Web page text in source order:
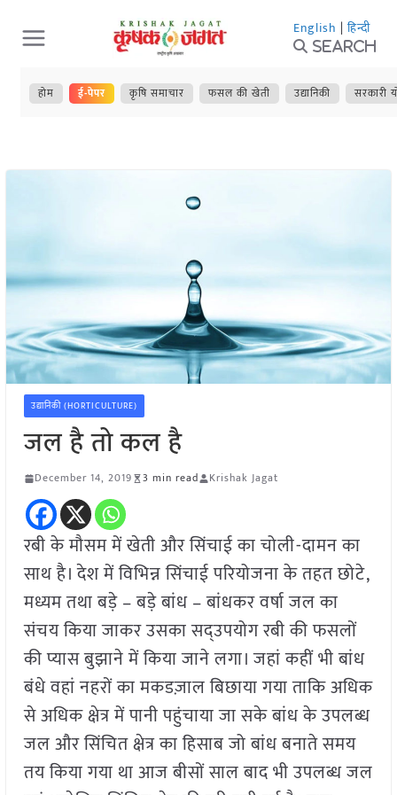
Skip
to
content
English | हिन्दी
Search
होम ई-पेपर कृषि समाचार फसल की खेती उद्यानिकी सरकारी
उद्यानिकी (HORTICULTURE)
जल है तो कल है
December 14, 2019 3 min read Krishak Jagat
रबी के मौसम में खेती और सिंचाई का चोली-दामन का
साथ है। देश में विभिन्न सिंचाई परियोजना के तहत छोटे,
मध्यम तथा बड़े – बड़े बांध – बांधकर वर्षा जल का
संचय किया जाकर उसका सद्उपयोग रबी की फसलों
की प्यास बुझाने में किया जाने लगा। जहां कहीं भी बांध
बंधे वहां नहरों का मकडज़ाल बिछाया गया ताकि अधिक
से अधिक क्षेत्र में पानी पहुंचाया जा सके बांध के उपलब्ध
जल और सिंचित क्षेत्र का हिसाब जो बांध बनाते समय
तय किया गया था आज बीसों साल बाद भी उपलब्ध जल